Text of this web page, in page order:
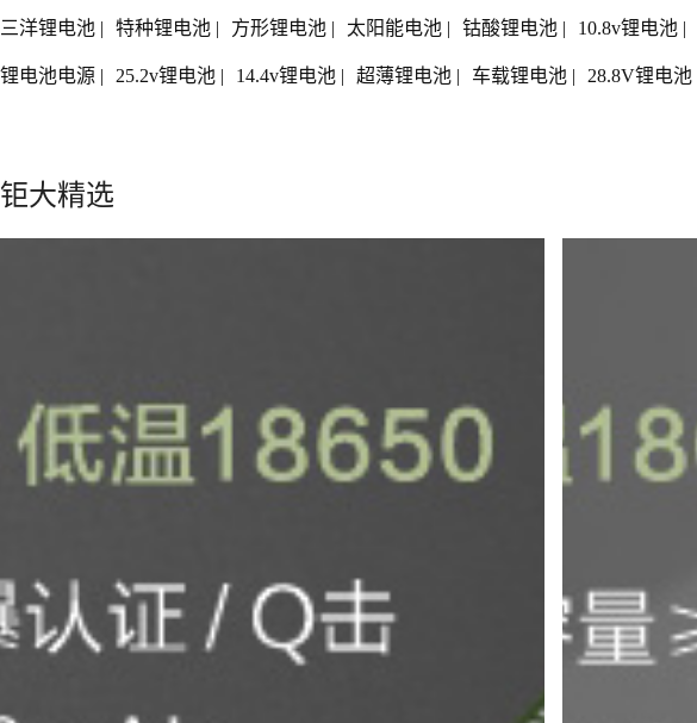
三洋锂电池 | 特种锂电池 | 方形锂电池 | 太阳能电池 | 钴酸锂电池 | 10.8v锂电池 |
锂电池电源 | 25.2v锂电池 | 14.4v锂电池 | 超薄锂电池 | 车载锂电池 | 28.8V锂电池
钜大精选